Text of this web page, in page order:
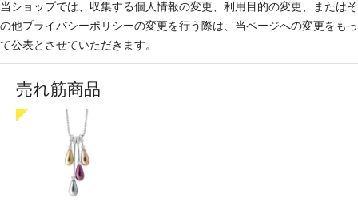
当ショップでは、収集する個人情報の変更、利用目的の変更、またはそ
の他プライバシーポリシーの変更を行う際は、当ページへの変更をもっ
て公表とさせていただきます。
売れ筋商品